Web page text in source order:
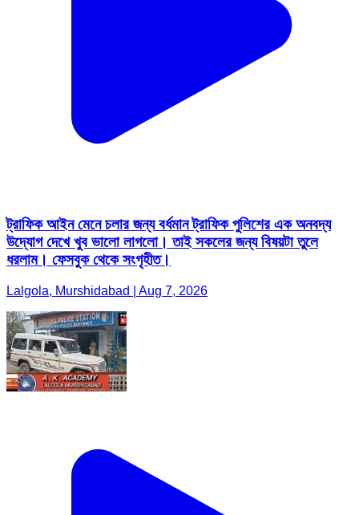
ট্রাফিক আইন মেনে চলার জন্য বর্ধমান ট্রাফিক পুলিশের এক অনবদ্য
উদ্যোগ দেখে খুব ভালো লাগলো। তাই সকলের জন্য বিষয়টা তুলে
ধরলাম। ফেসবুক থেকে সংগৃহীত।
Lalgola, Murshidabad | Aug 7, 2026